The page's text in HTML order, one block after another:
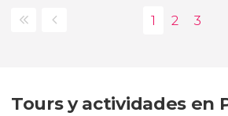
Tours y actividades en